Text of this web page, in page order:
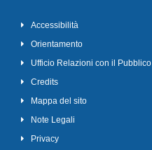
Accessibilità
Orientamento
Ufficio Relazioni con il Pubblico
Credits
Mappa del sito
Note Legali
Privacy